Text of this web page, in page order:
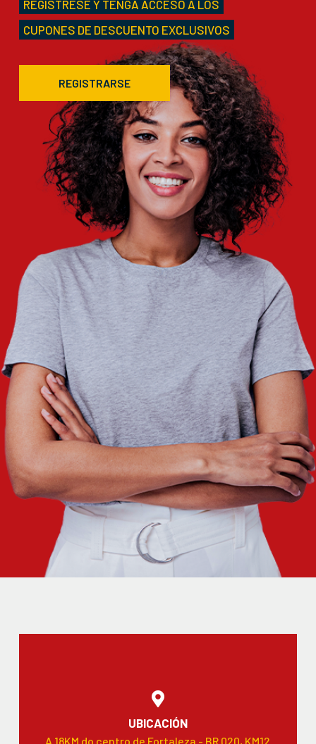
REGÍSTRESE Y TENGA ACCESO A LOS
CUPONES DE DESCUENTO EXCLUSIVOS
REGISTRARSE
UBICACIÓN
A 18KM do centro de Fortaleza - BR 020, KM12